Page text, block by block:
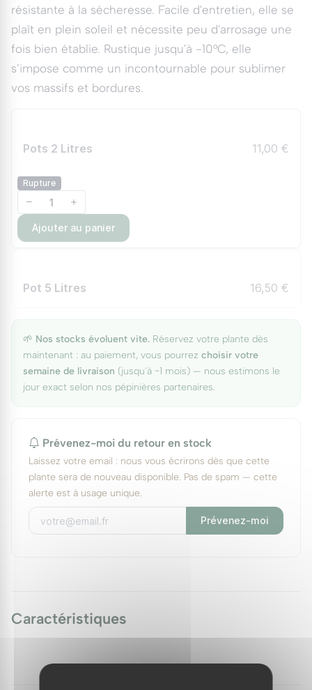
résistante à la sécheresse. Facile d'entretien, elle se
plaît en plein soleil et nécessite peu d'arrosage une
fois bien établie. Rustique jusqu'à -10°C, elle
s’impose comme un incontournable pour sublimer
vos massifs et bordures.
Pots 2 Litres 11,00 €
Rupture
Ajouter au panier
Pot 5 Litres 16,50 €
🌱 Nos stocks évoluent vite. Réservez votre plante dès
maintenant : au paiement, vous pourrez choisir votre
semaine de livraison (jusqu'à ~1 mois) — nous estimons le
jour exact selon nos pépinières partenaires.
Prévenez-moi du retour en stock
Laissez votre email : nous vous écrirons dès que cette
plante sera de nouveau disponible. Pas de spam — cette
alerte est à usage unique.
Prévenez-moi
Caractéristiques